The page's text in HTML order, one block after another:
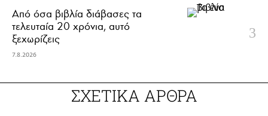
Από όσα βιβλία διάβασες τα
τελευταία 20 χρόνια, αυτό
ξεχωρίζεις
7.8.2026
ΣΧΕΤΙΚΑ ΑΡΘΡΑ